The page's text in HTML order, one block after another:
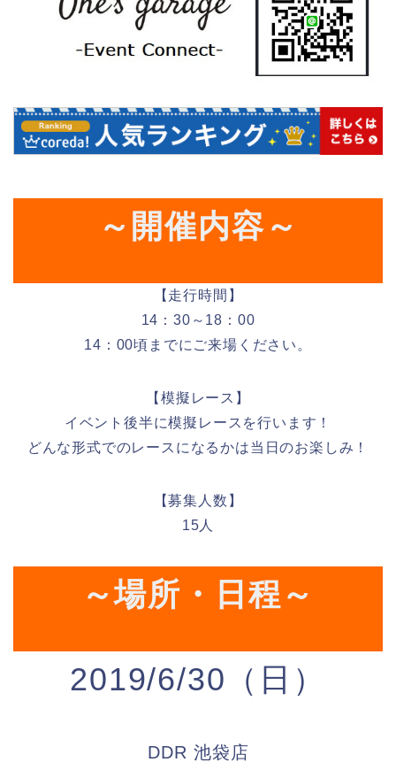
～開催内容～
­【走行時間】
14：30～18：00
14：00頃までにご来場ください。
­【模擬レース】
イベント後半に模擬レースを行います！
どんな形式でのレースになるかは当日のお楽しみ！
【募集人数】
15人
～場所・日程～
2019/6/30（日）
DDR 池袋店